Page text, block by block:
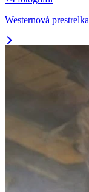
Westernová prestrelka